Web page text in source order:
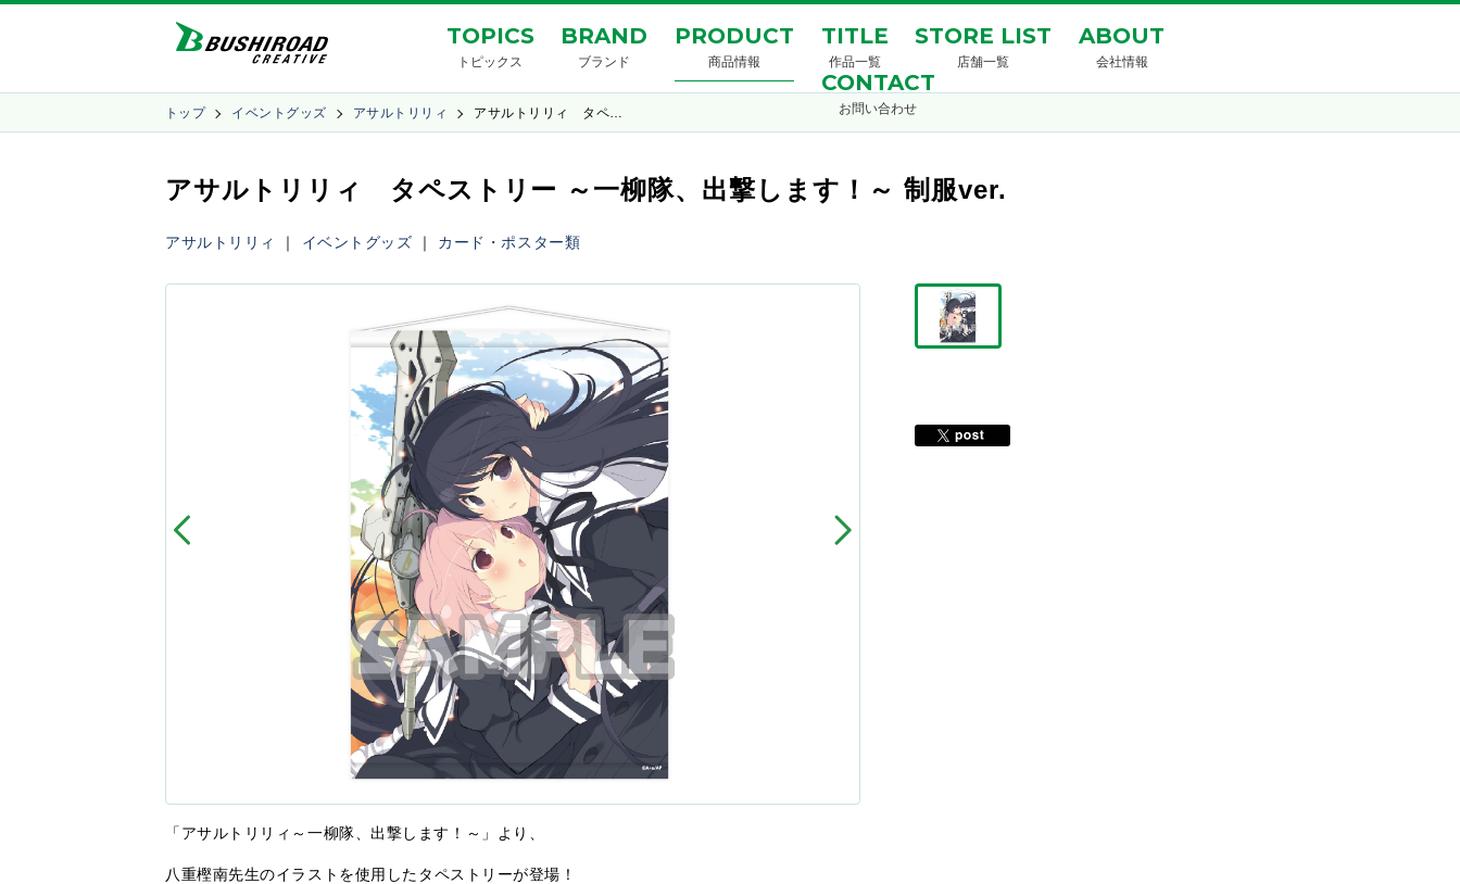
TOPICS
トピックス
BRAND
ブランド
PRODUCT
商品情報
TITLE
作品一覧
STORE LIST
店舗一覧
ABOUT
会社情報
CONTACT
お問い合わせ
トップ イベントグッズ アサルトリリィ アサルトリリィ タペ…
アサルトリリィ タペストリー ～一柳隊、出撃します！～ 制服ver.
アサルトリリィ ｜ イベントグッズ ｜ カード・ポスター類
「アサルトリリィ～一柳隊、出撃します！～」より、
八重樫南先生のイラストを使用したタペストリーが登場！